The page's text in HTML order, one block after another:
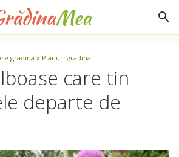
gradina » Planuri gradina
care tin
departe de